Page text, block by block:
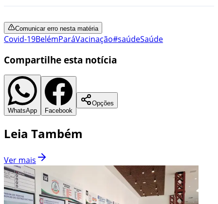
Comunicar erro nesta matéria
Covid-19BelémParáVacinação#saúdeSaúde
Compartilhe esta notícia
WhatsApp Facebook
Opções
Leia Também
Ver mais